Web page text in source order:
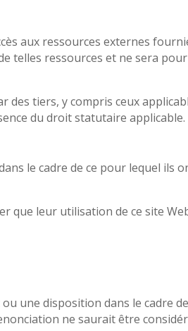
aux ressources externes
telles ressources et ne sera
des tiers, y compris ceux
du droit statutaire applicable.
le cadre de ce pour lequel ils
que leur utilisation de ce site
une disposition dans le cadre
ne saurait être